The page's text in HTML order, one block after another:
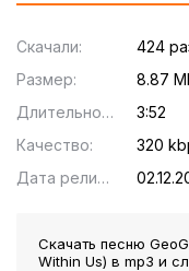
Скачали:
424
Размер:
8.87
Длительность:
3:52
Качество:
320
Дата релиза:
Скачать песню
Within Us) в mp3 и